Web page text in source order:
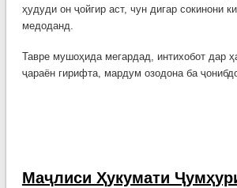
ҳудуди он ҷойгир аст, чун дигар сокинони
медоданд.
Тавре мушоҳида мегардад, интихобот дар
ҷараён гирифта, мардум озодона ба
Маҷлиси Ҳукумати